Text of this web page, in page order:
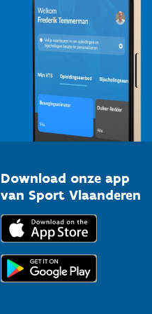
Download onze app
van Sport Vlaanderen